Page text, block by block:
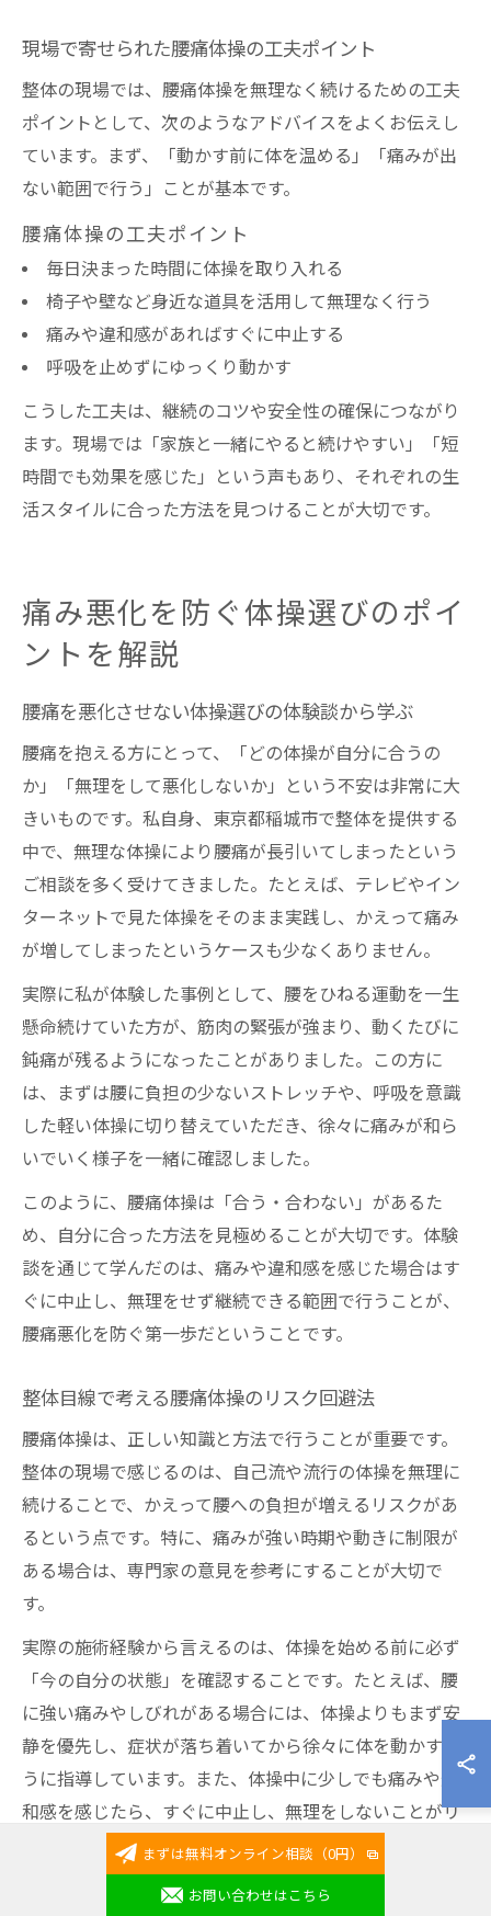
現場で寄せられた腰痛体操の工夫ポイント
整体の現場では、腰痛体操を無理なく続けるための工夫
ポイントとして、次のようなアドバイスをよくお伝えし
ています。まず、「動かす前に体を温める」「痛みが出
ない範囲で行う」ことが基本です。
腰痛体操の工夫ポイント
毎日決まった時間に体操を取り入れる
椅子や壁など身近な道具を活用して無理なく行う
痛みや違和感があればすぐに中止する
呼吸を止めずにゆっくり動かす
こうした工夫は、継続のコツや安全性の確保につながり
ます。現場では「家族と一緒にやると続けやすい」「短
時間でも効果を感じた」という声もあり、それぞれの生
活スタイルに合った方法を見つけることが大切です。
痛み悪化を防ぐ体操選びのポイ
ントを解説
腰痛を悪化させない体操選びの体験談から学ぶ
腰痛を抱える方にとって、「どの体操が自分に合うの
か」「無理をして悪化しないか」という不安は非常に大
きいものです。私自身、東京都稲城市で整体を提供する
中で、無理な体操により腰痛が長引いてしまったという
ご相談を多く受けてきました。たとえば、テレビやイン
ターネットで見た体操をそのまま実践し、かえって痛み
が増してしまったというケースも少なくありません。
実際に私が体験した事例として、腰をひねる運動を一生
懸命続けていた方が、筋肉の緊張が強まり、動くたびに
鈍痛が残るようになったことがありました。この方に
は、まずは腰に負担の少ないストレッチや、呼吸を意識
した軽い体操に切り替えていただき、徐々に痛みが和ら
いでいく様子を一緒に確認しました。
このように、腰痛体操は「合う・合わない」があるた
め、自分に合った方法を見極めることが大切です。体験
談を通じて学んだのは、痛みや違和感を感じた場合はす
ぐに中止し、無理をせず継続できる範囲で行うことが、
腰痛悪化を防ぐ第一歩だということです。
整体目線で考える腰痛体操のリスク回避法
腰痛体操は、正しい知識と方法で行うことが重要です。
整体の現場で感じるのは、自己流や流行の体操を無理に
続けることで、かえって腰への負担が増えるリスクがあ
るという点です。特に、痛みが強い時期や動きに制限が
ある場合は、専門家の意見を参考にすることが大切で
す。
実際の施術経験から言えるのは、体操を始める前に必ず
「今の自分の状態」を確認することです。たとえば、腰
に強い痛みやしびれがある場合には、体操よりもまず安
静を優先し、症状が落ち着いてから徐々に体を動かすよ
うに指導しています。また、体操中に少しでも痛みや違
和感を感じたら、すぐに中止し、無理をしないことがリ
スク回避につながります。
腰痛体操は、稲城市の整体院でも多くの方が取り組んで
まずは無料オンライン相談（0円）
お問い合わせはこちら